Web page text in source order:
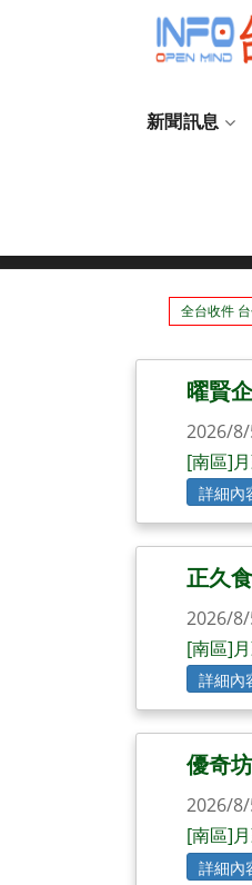
新聞訊息
全台收件
曜賢
2026/
[南區]
詳細內
正久
2026/
[南區]
詳細內
優奇
2026/
[南區]
詳細內